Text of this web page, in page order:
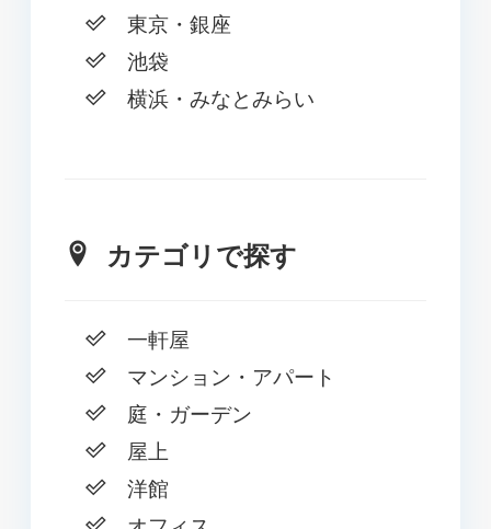
東京・銀座
池袋
横浜・みなとみらい
カテゴリで探す
一軒屋
マンション・アパート
庭・ガーデン
屋上
洋館